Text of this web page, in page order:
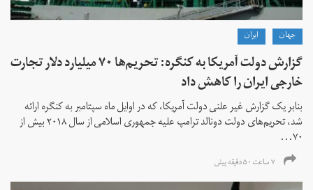
جهان ايران
گزارش دولت آمریکا به کنگره: تحریم‌ها ۷۰ میلیارد دلار تجارت
خارجی ایران را کاهش داد
بنابر یک گزارش غیر علنی دولت آمریکا، که در اوایل ماه سپتامبر به کنگره ارائه
شد، تحریم‌های دولت دونالد ترامپ علیه جمهوری اسلامی از سال ۲۰۱۸ بیش از
۷۰...
۷ ساعت ۵۰ دقیقه پیش